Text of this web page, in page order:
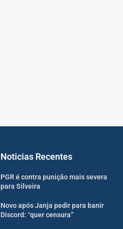
Noticias Recentes
PGR é contra punição mais severa
para Silveira
Novo após Janja pedir para banir
Discord: “quer censura”